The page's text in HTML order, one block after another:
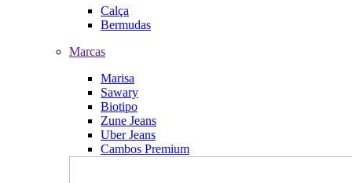
Calça
Bermudas
Marcas
Marisa
Sawary
Biotipo
Zune Jeans
Uber Jeans
Cambos Premium